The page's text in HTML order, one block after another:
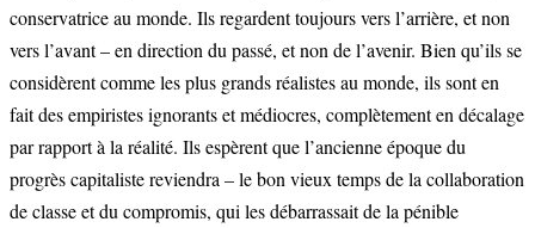
conservatrice au monde. Ils regardent toujours vers l’arrière, et non
vers l’avant – en direction du passé, et non de l’avenir. Bien qu’ils se
considèrent comme les plus grands réalistes au monde, ils sont en
fait des empiristes ignorants et médiocres, complètement en décalage
par rapport à la réalité. Ils espèrent que l’ancienne époque du
progrès capitaliste reviendra – le bon vieux temps de la collaboration
de classe et du compromis, qui les débarrassait de la pénible